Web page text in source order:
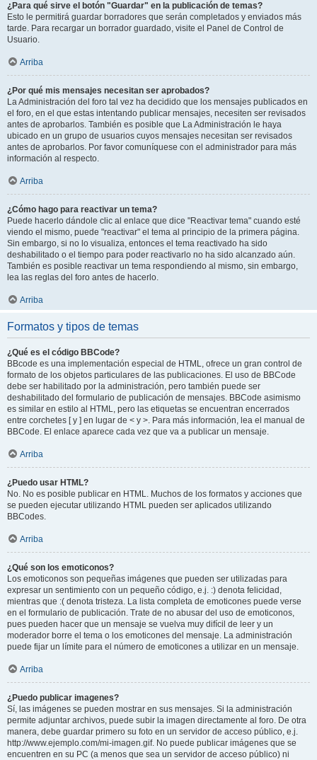
¿Para qué sirve el botón "Guardar" en la publicación de temas?
Esto le permitirá guardar borradores que serán completados y enviados más
tarde. Para recargar un borrador guardado, visite el Panel de Control de
Usuario.
Arriba
¿Por qué mis mensajes necesitan ser aprobados?
La Administración del foro tal vez ha decidido que los mensajes publicados en
el foro, en el que estas intentando publicar mensajes, necesiten ser revisados
antes de aprobarlos. También es posible que La Administración le haya
ubicado en un grupo de usuarios cuyos mensajes necesitan ser revisados
antes de aprobarlos. Por favor comuníquese con el administrador para más
información al respecto.
Arriba
¿Cómo hago para reactivar un tema?
Puede hacerlo dándole clic al enlace que dice "Reactivar tema" cuando esté
viendo el mismo, puede "reactivar" el tema al principio de la primera página.
Sin embargo, si no lo visualiza, entonces el tema reactivado ha sido
deshabilitado o el tiempo para poder reactivarlo no ha sido alcanzado aún.
También es posible reactivar un tema respondiendo al mismo, sin embargo,
lea las reglas del foro antes de hacerlo.
Arriba
Formatos y tipos de temas
¿Qué es el código BBCode?
BBcode es una implementación especial de HTML, ofrece un gran control de
formato de los objetos particulares de las publicaciones. El uso de BBCode
debe ser habilitado por la administración, pero también puede ser
deshabilitado del formulario de publicación de mensajes. BBCode asimismo
es similar en estilo al HTML, pero las etiquetas se encuentran encerrados
entre corchetes [ y ] en lugar de < y >. Para más información, lea el manual de
BBCode. El enlace aparece cada vez que va a publicar un mensaje.
Arriba
¿Puedo usar HTML?
No. No es posible publicar en HTML. Muchos de los formatos y acciones que
se pueden ejecutar utilizando HTML pueden ser aplicados utilizando
BBCodes.
Arriba
¿Qué son los emoticonos?
Los emoticonos son pequeñas imágenes que pueden ser utilizadas para
expresar un sentimiento con un pequeño código, e.j. :) denota felicidad,
mientras que :( denota tristeza. La lista completa de emoticones puede verse
en el formulario de publicación. Trate de no abusar del uso de emoticonos,
pues pueden hacer que un mensaje se vuelva muy difícil de leer y un
moderador borre el tema o los emoticones del mensaje. La administración
puede fijar un límite para el número de emoticones a utilizar en un mensaje.
Arriba
¿Puedo publicar imagenes?
Sí, las imágenes se pueden mostrar en sus mensajes. Si la administración
permite adjuntar archivos, puede subir la imagen directamente al foro. De otra
manera, debe guardar primero su foto en un servidor de acceso público, e.j.
http://www.ejemplo.com/mi-imagen.gif. No puede publicar imágenes que se
encuentren en su PC (a menos que sea un servidor de acceso público) ni